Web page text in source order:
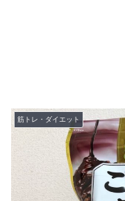
筋トレ・ダイエット